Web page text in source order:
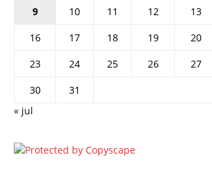
9
10 11 12 13
16
17 18 19 20
23
24 25 26 27
30
31
« jul